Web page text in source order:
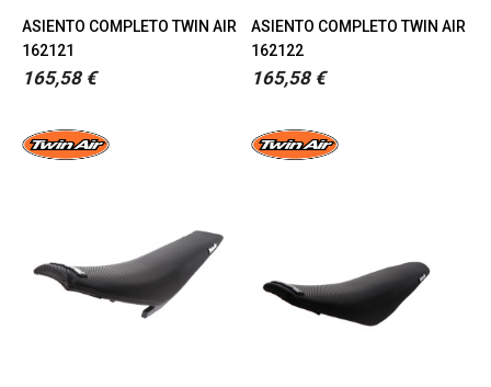
ASIENTO COMPLETO TWIN AIR
162121
165,58 €
ASIENTO COMPLETO TWIN AIR
162122
165,58 €